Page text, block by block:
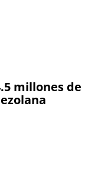
millones de